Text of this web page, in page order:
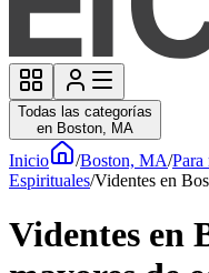
Todas las categorías
en Boston, MA
Inicio /Boston, MA/Para
Espirituales/Videntes en
Videntes en